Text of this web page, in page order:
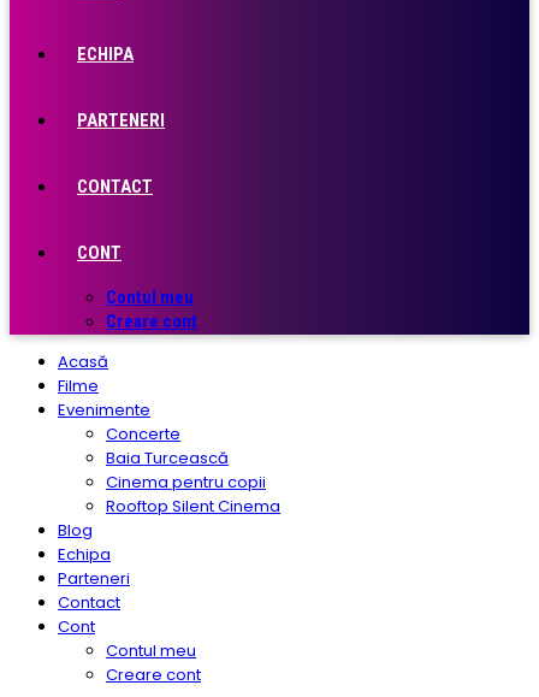
ECHIPA
PARTENERI
CONTACT
CONT
Contul meu
Creare cont
Acasă
Filme
Evenimente
Concerte
Baia Turcească
Cinema pentru copii
Rooftop Silent Cinema
Blog
Echipa
Parteneri
Contact
Cont
Contul meu
Creare cont